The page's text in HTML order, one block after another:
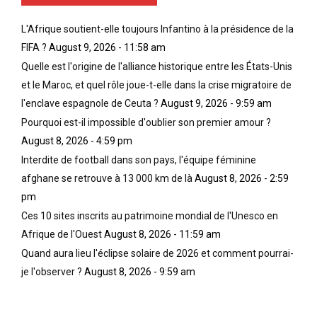
L'Afrique soutient-elle toujours Infantino à la présidence de la
FIFA ? August 9, 2026 - 11:58 am
Quelle est l'origine de l'alliance historique entre les États-Unis
et le Maroc, et quel rôle joue-t-elle dans la crise migratoire de
l'enclave espagnole de Ceuta ? August 9, 2026 - 9:59 am
Pourquoi est-il impossible d'oublier son premier amour ?
August 8, 2026 - 4:59 pm
Interdite de football dans son pays, l'équipe féminine
afghane se retrouve à 13 000 km de làAugust 8, 2026 - 2:59
pm
Ces 10 sites inscrits au patrimoine mondial de l'Unesco en
Afrique de l'OuestAugust 8, 2026 - 11:59 am
Quand aura lieu l'éclipse solaire de 2026 et comment pourrai-
je l'observer ? August 8, 2026 - 9:59 am